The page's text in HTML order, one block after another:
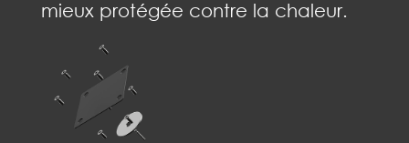
mieux protégée contre la chaleur.